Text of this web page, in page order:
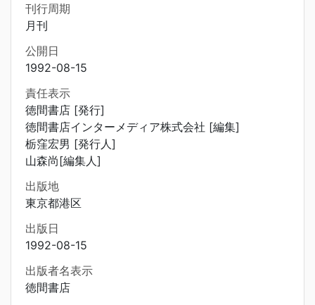
刊行周期
月刊
公開日
1992-08-15
責任表示
徳間書店 [発行]
徳間書店インターメディア株式会社 [編集]
栃窪宏男 [発行人]
山森尚[編集人]
出版地
東京都港区
出版日
1992-08-15
出版者名表示
徳間書店